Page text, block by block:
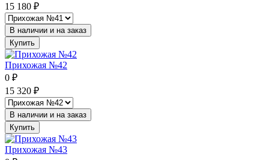
15 180 ₽
В наличии и на заказ
Купить
Прихожая №42
0 ₽
15 320 ₽
В наличии и на заказ
Купить
Прихожая №43